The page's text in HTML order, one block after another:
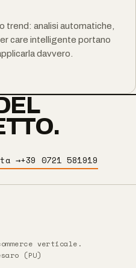
trend: analisi automatiche,
care intelligente portano
davvero.
→+39 0721 581919
verticale.
(PU)